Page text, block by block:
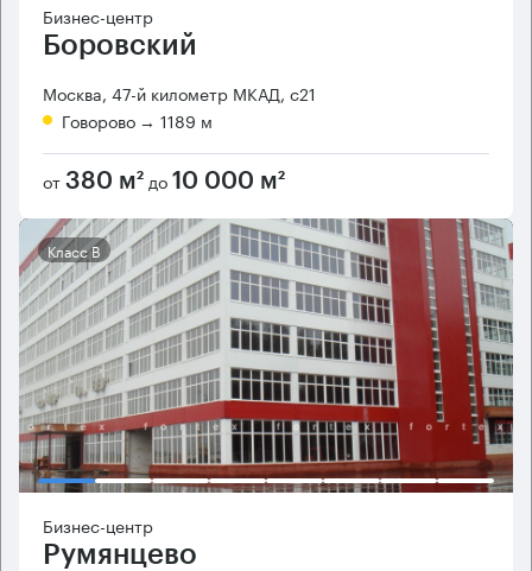
Бизнес-центр
Боровский
Москва, 47-й километр МКАД, с21
Говорово → 1189 м
от 380 м² до 10 000 м²
Класс B
Бизнес-центр
Румянцево